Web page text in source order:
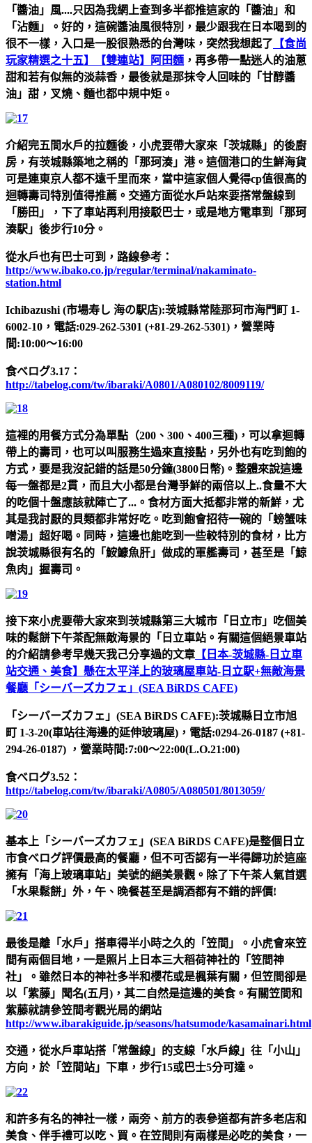
「醬油」風....只因為我網上查到多半都推這家的「醬油」和
「沾麵」。好的，這碗醬油風很特別，最少跟我在日本喝到的
很不一樣，入口是一股很熟悉的台灣味，突然我想起了 【食尚
玩家精選之十五】【雙連站】阿田麵 ，再多帶一點迷人的油蔥
甜和若有似無的淡蒜香，最後就是那抹令人回味的「甘醇醬
油」甜，叉燒、麵也都中規中矩。
介紹完五間水戶的拉麵後，小虎要帶大家來「茨城縣」的後廚
房，有茨城縣築地之稱的「那珂湊」港。這個港口的生鮮海貨
可是連東京人都不遠千里而來，當中這家個人覺得cp值很高的
迴轉壽司特別值得推薦。交通方面從水戶站來要搭常盤線到
「勝田」，下了車站再利用接駁巴士，或是地方電車到「那珂
湊駅」後步行10分。
從水戶也有巴士可到，路線參考：
http://www.ibako.co.jp/regular/terminal/nakaminato-
station.html
Ichibazushi (市場寿し 海の駅店):茨城縣常陸那珂市海門町 1-
6002-10，電話:029-262-5301 (+81-29-262-5301)，營業時
間:10:00～16:00
食べログ3.17：
http://tabelog.com/tw/ibaraki/A0801/A080102/8009119/
這裡的用餐方式分為單點（200、300、400三種)，可以拿迴轉
帶上的壽司，也可以叫服務生過來直接點，另外也有吃到飽的
方式，要是我沒記錯的話是50分鐘(3800日幣)。整體來說這邊
每一盤都是2貫，而且大小都是台灣爭鮮的兩倍以上..食量不大
的吃個十盤應該就陣亡了...。食材方面大抵都非常的新鮮，尤
其是我討厭的貝類都非常好吃。吃到飽會招待一碗的「螃蟹味
噌湯」超好喝。同時，這邊也能吃到一些較特別的食材，比方
說茨城縣很有名的「鮟鱇魚肝」做成的軍艦壽司，甚至是「鯨
魚肉」握壽司。
接下來小虎要帶大家來到茨城縣第三大城市「日立市」吃個美
味的鬆餅下午茶配無敵海景的「日立車站。有關這個絕景車站
的介紹請參考早幾天我己分享過的文章 【日本-茨城縣-日立車
站交通、美食】懸在太平洋上的玻璃屋車站-日立駅+無敵海景
餐廳「シーバーズカフェ」(SEA BiRDS CAFE)
「シーバーズカフェ」(SEA BiRDS CAFE):茨城縣日立市旭
町 1-3-20(車站往海邊的延伸玻璃屋)，電話:0294-26-0187 (+81-
294-26-0187) ，營業時間:7:00～22:00(L.O.21:00)
食べログ3.52：
http://tabelog.com/tw/ibaraki/A0805/A080501/8013059/
基本上「シーバーズカフェ」(SEA BiRDS CAFE)是整個日立
市食べログ評價最高的餐廳，但不可否認有一半得歸功於這座
擁有「海上玻璃車站」美號的絕美景觀。除了下午茶人氣首選
「水果鬆餅」外，午、晚餐甚至是調酒都有不錯的評價!
最後是離「水戶」搭車得半小時之久的「笠間」。小虎會來笠
間有兩個目地，一是照片上日本三大稻荷神社的「笠間神
社」。雖然日本的神社多半和櫻花或是楓葉有關，但笠間卻是
以「紫藤」聞名(五月)，其二自然是這邊的美食。有關笠間和
紫藤就請參笠間考觀光局的網站
http://www.ibarakiguide.jp/seasons/hatsumode/kasamainari.html
交通，從水戶車站搭「常盤線」的支線「水戶線」往「小山」
方向，於「笠間站」下車，步行15或巴士5分可達。
和許多有名的神社一樣，兩旁、前方的表參道都有許多老店和
美食、伴手禮可以吃、買。在笠間則有兩樣是必吃的美食，一